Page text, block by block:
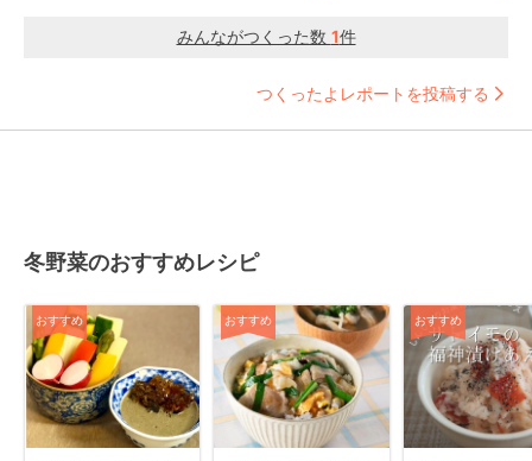
みんながつくった数 1件
つくったよレポートを投稿する
冬野菜のおすすめレシピ
おすすめ おすすめ おすすめ